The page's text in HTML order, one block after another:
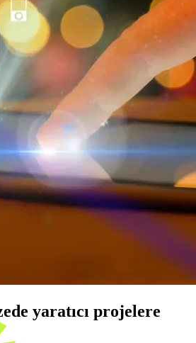
English
yaratıcı projelere